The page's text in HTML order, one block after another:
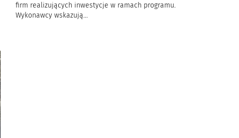
firm realizujących inwestycje w ramach programu.
Wykonawcy wskazują...